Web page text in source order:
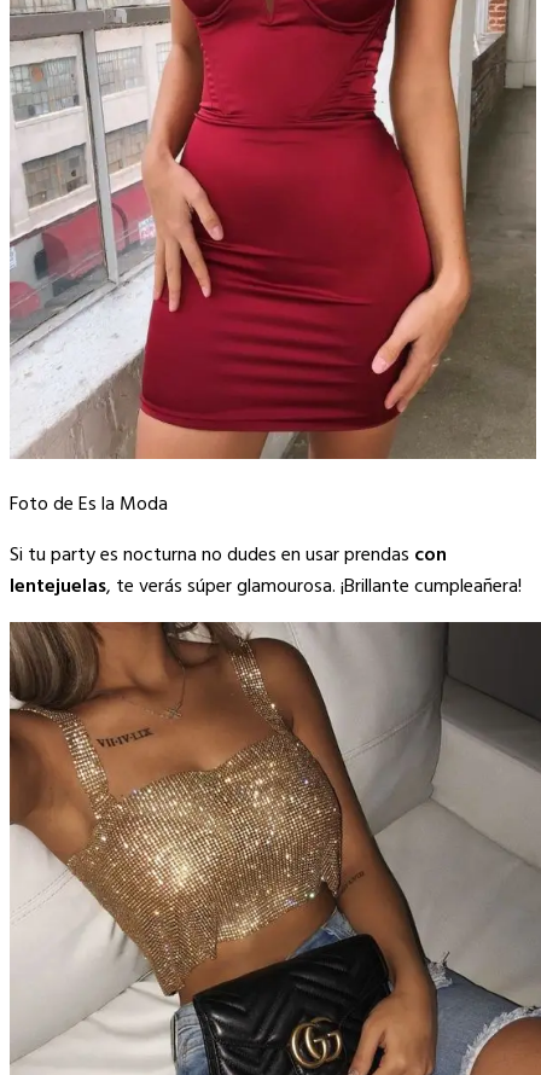
Foto de Es la Moda
Si tu party es nocturna no dudes en usar prendas con
lentejuelas, te verás súper glamourosa. ¡Brillante cumpleañera!